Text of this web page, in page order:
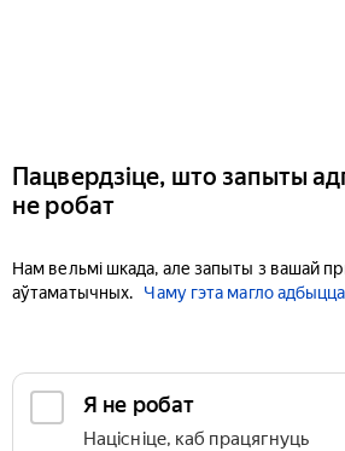
Пацвердзіце, што запыты
не робат
Нам вельмі шкада, але запыты з вашай
аўтаматычных.
Чаму гэта магло
Я не робат
Націсніце, каб працягнуць